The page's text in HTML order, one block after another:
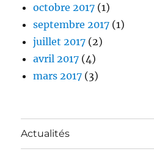
octobre 2017 (1)
septembre 2017 (1)
juillet 2017 (2)
avril 2017 (4)
mars 2017 (3)
Actualités